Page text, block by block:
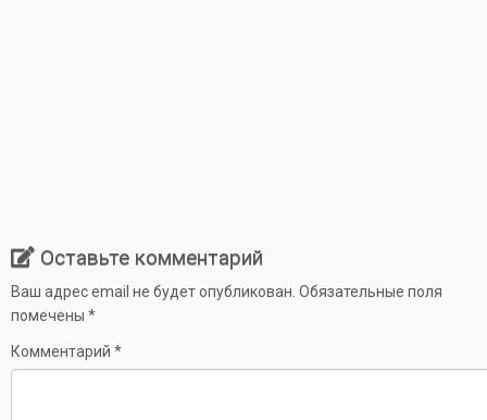
Оставьте комментарий
Ваш адрес email не будет опубликован. Обязательные поля
помечены *
Комментарий *